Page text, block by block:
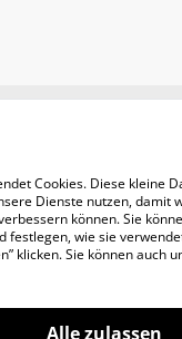
Terms
Cookie Policy
Cookies. Diese kleine
Dienste nutzen, damit
können. Sie
festlegen, wie sie
klicken. Sie können auch
Alle zulassen